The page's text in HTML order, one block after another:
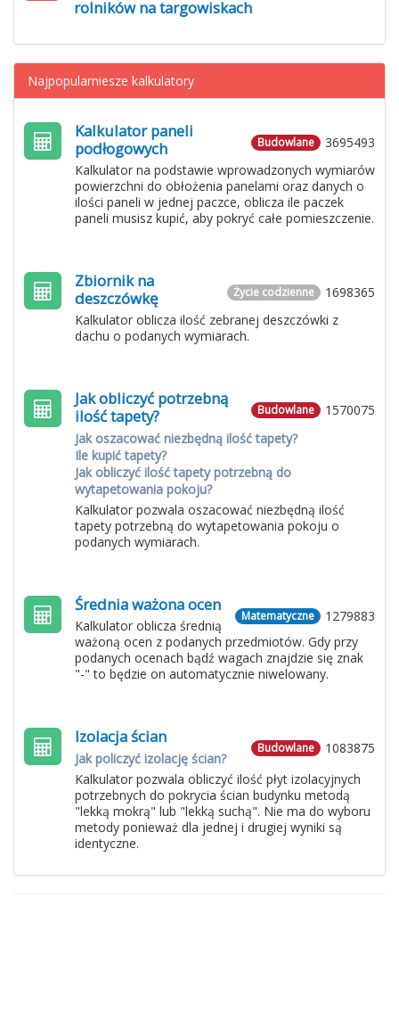
rolników na targowiskach
Najpopularniesze kalkulatory
3695493
Budowlane
Kalkulator paneli
podłogowych
Kalkulator na podstawie wprowadzonych wymiarów
powierzchni do obłożenia panelami oraz danych o
ilości paneli w jednej paczce, oblicza ile paczek
paneli musisz kupić, aby pokryć całe pomieszczenie.
1698365
Życie codzienne
Zbiornik na
deszczówkę
Kalkulator oblicza ilość zebranej deszczówki z
dachu o podanych wymiarach.
1570075
Budowlane
Jak obliczyć potrzebną
ilość tapety?
Jak oszacować niezbędną ilość tapety?
Ile kupić tapety?
Jak obliczyć ilość tapety potrzebną do
wytapetowania pokoju?
Kalkulator pozwala oszacować niezbędną ilość
tapety potrzebną do wytapetowania pokoju o
podanych wymiarach.
1279883
Matematyczne
Średnia ważona ocen
Kalkulator oblicza średnią
ważoną ocen z podanych przedmiotów. Gdy przy
podanych ocenach bądź wagach znajdzie się znak
"-" to będzie on automatycznie niwelowany.
1083875
Budowlane
Izolacja ścian
Jak policzyć izolację ścian?
Kalkulator pozwala obliczyć ilość płyt izolacyjnych
potrzebnych do pokrycia ścian budynku metodą
"lekką mokrą" lub "lekką suchą". Nie ma do wyboru
metody ponieważ dla jednej i drugiej wyniki są
identyczne.